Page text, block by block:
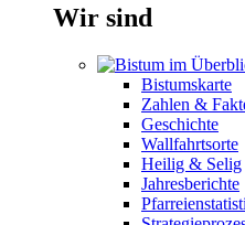
Wir sind
Bistumskarte
Zahlen &
Geschichte
Wallfahrtsorte
Heilig & Selig
Jahresberichte